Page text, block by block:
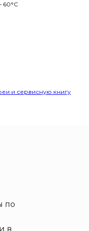
60°C
и сервисную книгу
по
в